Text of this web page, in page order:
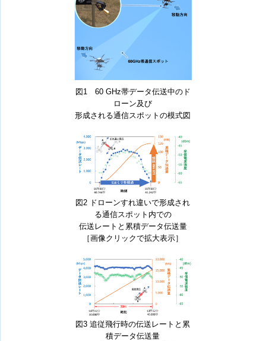
図1 60 GHz帯データ伝送中のド
ローン及び
形成される通信スポットの模式図
図2 ドローンすれ違いで形成され
る通信スポット内での
伝送レートと累積データ伝送量
［画像クリックで拡大表示］
図3 追従飛行時の伝送レートと累
積データ伝送量